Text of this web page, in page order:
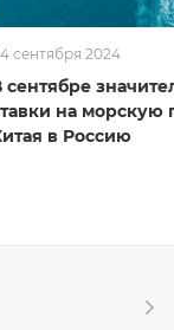
04 сентября 2024
сентябре
на морскую
в Россию